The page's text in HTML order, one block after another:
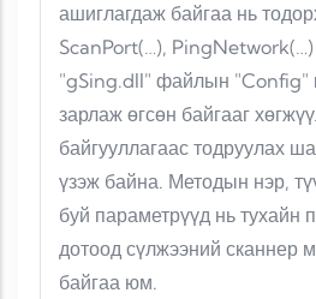
ашиглагдаж байгаа нь
ScanPort(…), PingNetwork(…)
"gSing.dll" файлын "Config"
зарлаж өгсөн байгааг
байгууллагаас тодруулах
үзэж байна. Методын нэр,
буй параметрүүд нь тухайн
дотоод сүлжээний сканнер
байгаа юм.